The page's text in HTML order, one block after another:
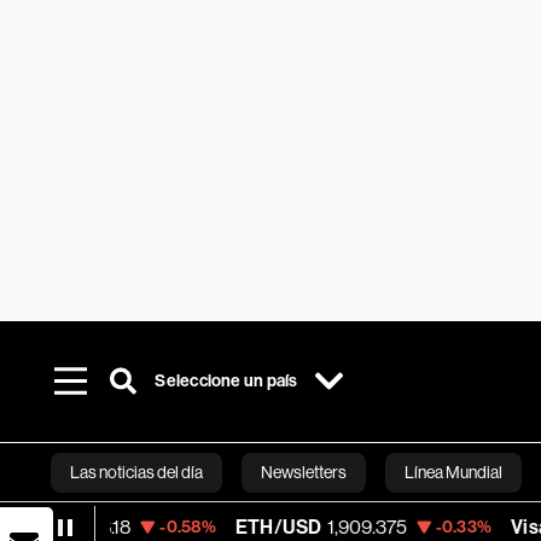
Seleccione un país
Las noticias del día Newsletters Línea Mundial
Bloomberg
-0.58% ETH/USD 1,909.375 -0.33% Visa 369.38